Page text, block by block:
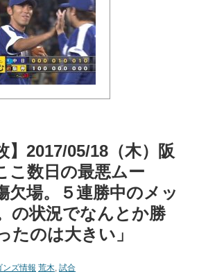
】2017/05/18（木）阪
こ数日の最悪ムー
欠場。５連勝中のメッ
の状況でなんとか勝
たのは大きい」
ズ情報 荒木, 試合